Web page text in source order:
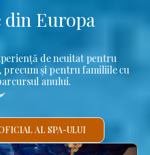
din Europa
de neuitat pentru
precum și pentru familiile cu
anului.
AL SPA-ULUI